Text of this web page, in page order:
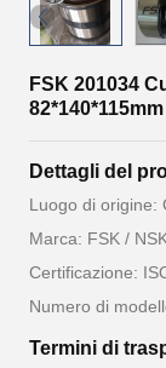
FSK 201034
Dettagli del
Luogo di origine:
Marca: FSK /
Certificazione:
Numero di
Termini di